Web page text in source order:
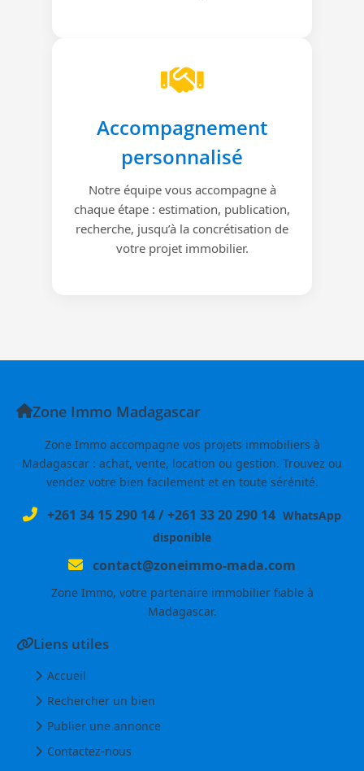
Accompagnement
personnalisé
Notre équipe vous accompagne à
chaque étape : estimation, publication,
recherche, jusqu’à la concrétisation de
votre projet immobilier.
Zone Immo Madagascar
Zone Immo accompagne vos projets immobiliers à
Madagascar : achat, vente, location ou gestion. Trouvez ou
vendez votre bien facilement et en toute sérénité.
+261 34 15 290 14/+261 33 20 290 14 WhatsApp
disponible
contact@zoneimmo-mada.com
Zone Immo, votre partenaire immobilier fiable à
Madagascar.
Liens utiles
Accueil
Rechercher un bien
Publier une annonce
Contactez-nous